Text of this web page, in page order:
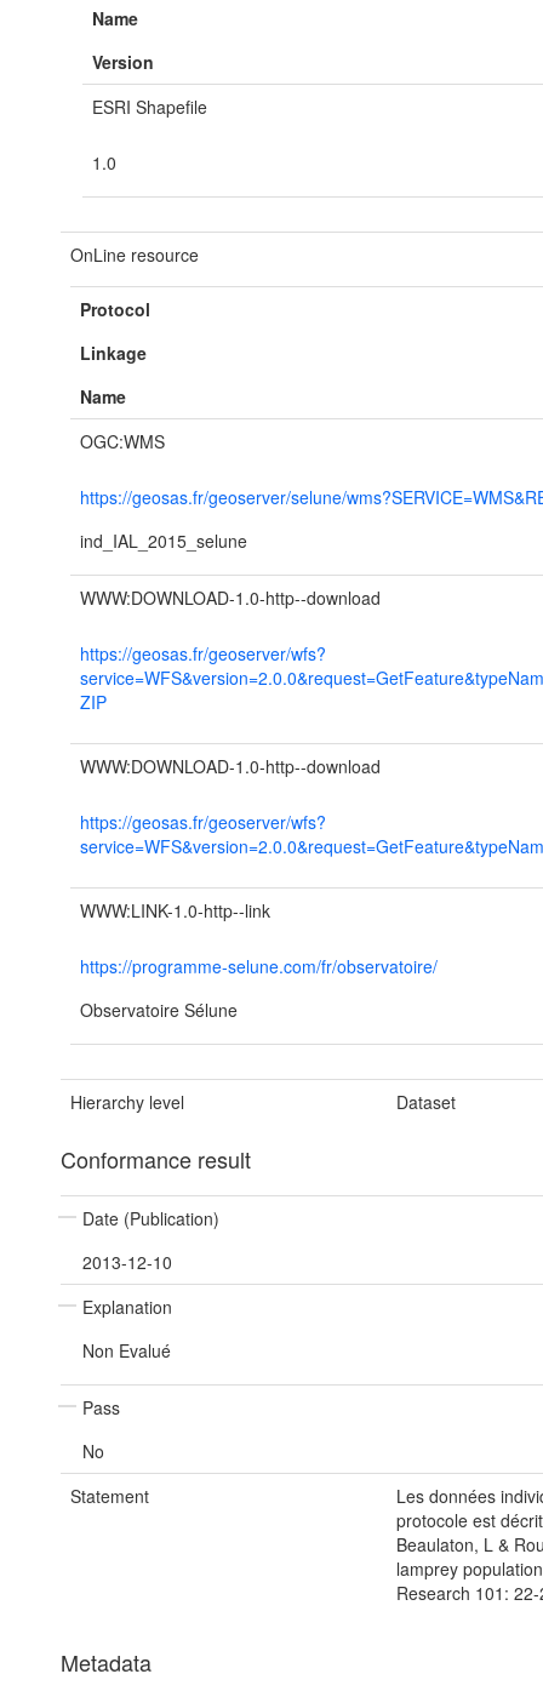
Name
Version
ESRI Shapefile
1.0
OnLine resource
Protocol
Linkage
Name
OGC:WMS
https://geosas.fr/geoserver/selune/
ind_IAL_2015_selune
WWW:DOWNLOAD-1.0-http--download
https://geosas.fr/geoserver/wfs?
ZIP
WWW:DOWNLOAD-1.0-http--download
https://geosas.fr/geoserver/wfs?
WWW:LINK-1.0-http--link
https://programme-selune.com/fr/observatoire/
Observatoire Sélune
Hierarchy level Dataset
Conformance result
Date (Publication)
2013-12-10
Explanation
Non Evalué
Pass
No
Statement
Les données
protocole est
Beaulaton, L &
lamprey
Research 101:
Metadata